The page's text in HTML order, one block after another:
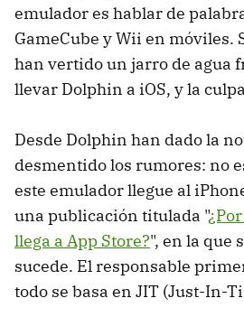
emulador es hablar de
GameCube y Wii en móviles.
han vertido un jarro de agua
llevar Dolphin a iOS, y la
Desde Dolphin han dado la
desmentido los rumores: no
este emulador llegue al
una publicación titulada "
llega a App Store?", en la que
sucede. El responsable
todo se basa en JIT (Just-In-